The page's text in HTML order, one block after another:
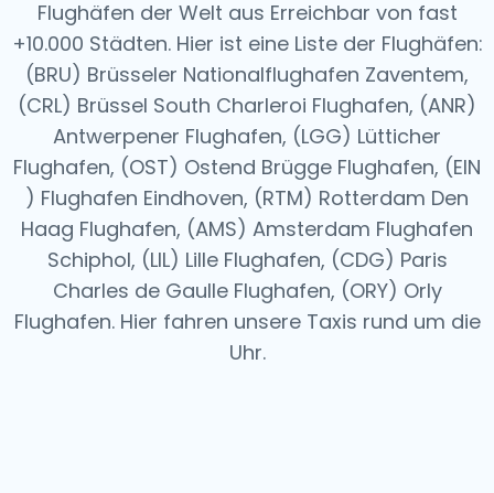
Flughäfen der Welt aus Erreichbar von fast
+10.000 Städten. Hier ist eine Liste der Flughäfen:
(BRU) Brüsseler Nationalflughafen Zaventem,
(CRL) Brüssel South Charleroi Flughafen, (ANR)
Antwerpener Flughafen, (LGG) Lütticher
Flughafen, (OST) Ostend Brügge Flughafen, (EIN
) Flughafen Eindhoven, (RTM) Rotterdam Den
Haag Flughafen, (AMS) Amsterdam Flughafen
Schiphol, (LIL) Lille Flughafen, (CDG) Paris
Charles de Gaulle Flughafen, (ORY) Orly
Flughafen. Hier fahren unsere Taxis rund um die
Uhr.